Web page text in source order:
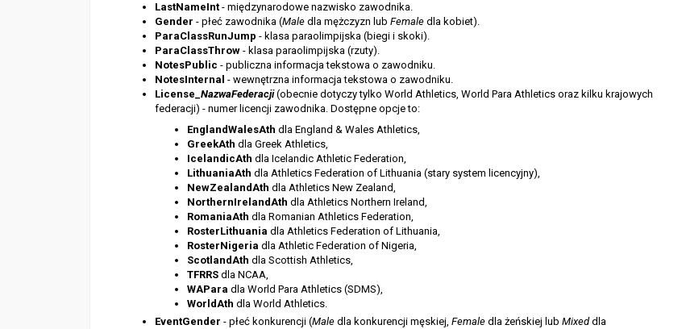
LastNameInt - międzynarodowe nazwisko zawodnika.
Gender - płeć zawodnika (Male dla mężczyzn lub Female dla kobiet).
ParaClassRunJump - klasa paraolimpijska (biegi i skoki).
ParaClassThrow - klasa paraolimpijska (rzuty).
NotesPublic - publiczna informacja tekstowa o zawodniku.
NotesInternal - wewnętrzna informacja tekstowa o zawodniku.
License_NazwaFederacji (obecnie dotyczy tylko World Athletics, World Para Athletics oraz kilku krajowych
federacji) - numer licencji zawodnika. Dostępne opcje to:
EnglandWalesAth dla England & Wales Athletics,
GreekAth dla Greek Athletics,
IcelandicAth dla Icelandic Athletic Federation,
LithuaniaAth dla Athletics Federation of Lithuania (stary system licencyjny),
NewZealandAth dla Athletics New Zealand,
NorthernIrelandAth dla Athletics Northern Ireland,
RomaniaAth dla Romanian Athletics Federation,
RosterLithuania dla Athletics Federation of Lithuania,
RosterNigeria dla Athletic Federation of Nigeria,
ScotlandAth dla Scottish Athletics,
TFRRS dla NCAA,
WAPara dla World Para Athletics (SDMS),
WorldAth dla World Athletics.
EventGender - płeć konkurencji (Male dla konkurencji męskiej, Female dla żeńskiej lub Mixeddla